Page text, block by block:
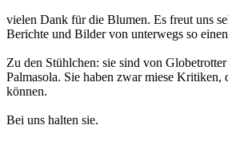
vielen Dank für die Blumen. Es freut uns
Berichte und Bilder von unterwegs so
Zu den Stühlchen: sie sind von
Palmasola. Sie haben zwar miese Kritiken,
können.
Bei uns halten sie.